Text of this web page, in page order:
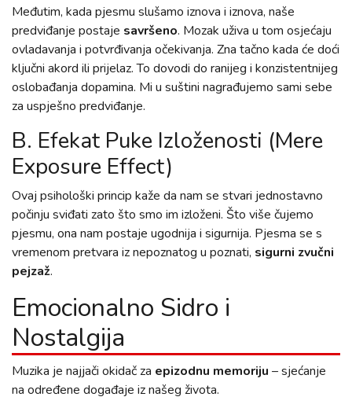
Međutim, kada pjesmu slušamo iznova i iznova, naše
predviđanje postaje savršeno. Mozak uživa u tom osjećaju
ovladavanja i potvrđivanja očekivanja. Zna tačno kada će doći
ključni akord ili prijelaz. To dovodi do ranijeg i konzistentnijeg
oslobađanja dopamina. Mi u suštini nagrađujemo sami sebe
za uspješno predviđanje.
B. Efekat Puke Izloženosti (Mere
Exposure Effect)
Ovaj psihološki princip kaže da nam se stvari jednostavno
počinju sviđati zato što smo im izloženi. Što više čujemo
pjesmu, ona nam postaje ugodnija i sigurnija. Pjesma se s
vremenom pretvara iz nepoznatog u poznati, sigurni zvučni
pejzaž.
Emocionalno Sidro i
Nostalgija
Muzika je najjači okidač za epizodnu memoriju – sjećanje
na određene događaje iz našeg života.